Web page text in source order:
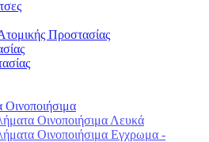
Προστασίας
Οινοποιήσιμα Λευκά
Οινοποιήσιμα Εγχρωμα -